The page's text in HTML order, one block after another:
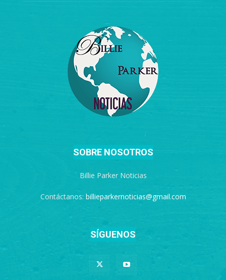
SOBRE NOSOTROS
Billie Parker Noticias
Contáctanos: billieparkernoticias@gmail.com
SÍGUENOS